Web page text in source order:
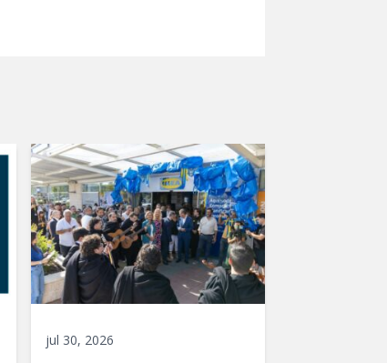
jul 30, 2026